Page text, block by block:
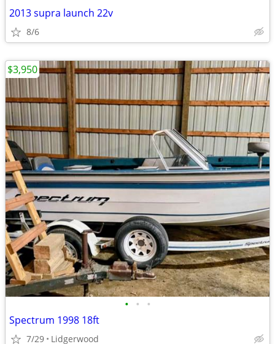
2013 supra launch 22v
8/6
• • •
Spectrum 1998 18ft
7/29 Lidgerwood
$3,950